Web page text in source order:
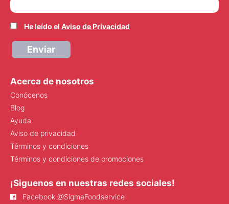
He leído el Aviso de Privacidad
Enviar
Acerca de nosotros
Conócenos
Blog
Ayuda
Aviso de privacidad
Términos y condiciones
Términos y condiciones de promociones
¡Siguenos en nuestras redes sociales!
Facebook @SigmaFoodservice